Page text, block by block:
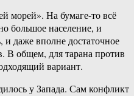
морей». На бумаге-то всё
большое население, и
даже вполне достаточное
В общем, для тарана против
вариант.
у Запада. Сам конфликт